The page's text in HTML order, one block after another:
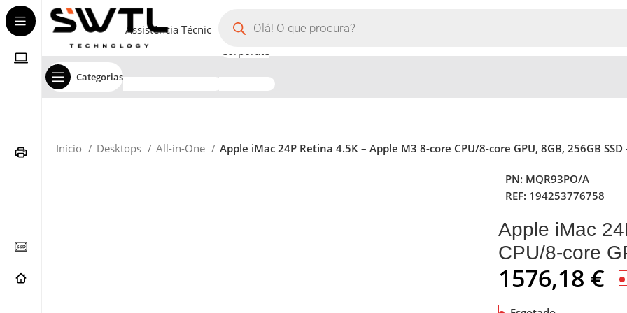
Categorias
Assistência Técnica
Corporate
Início Desktops All-in-One Apple iMac 24P Retina 4.5K – Apple M3 8-core CPU/8-core GPU, 8GB, 256GB SSD
PN: MQR93PO/A
REF: 194253776758
Apple iMac
CPU/8-core
1576,18 €